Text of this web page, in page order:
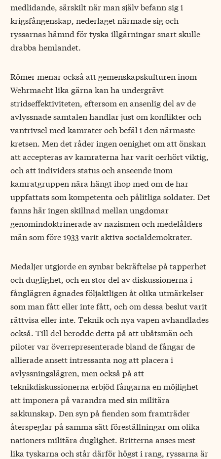
medlidande, särskilt när man själv befann sig i
krigsfångenskap, nederlaget närmade sig och
ryssarnas hämnd för tyska illgärningar snart skulle
drabba hemlandet.
Römer menar också att gemenskapskulturen inom
Wehrmacht lika gärna kan ha undergrävt
stridseffektiviteten, eftersom en ansenlig del av de
avlyssnade samtalen handlar just om konflikter och
vantrivsel med kamrater och befäl i den närmaste
kretsen. Men det råder ingen oenighet om att önskan
att accepteras av kamraterna har varit oerhört viktig,
och att individers status och anseende inom
kamratgruppen nära hängt ihop med om de har
uppfattats som kompetenta och pålitliga soldater. Det
fanns här ingen skillnad mellan ungdomar
genomindoktrinerade av nazismen och medelålders
män som före 1933 varit aktiva socialdemokrater.
Medaljer utgjorde en synbar bekräftelse på tapperhet
och duglighet, och en stor del av diskussionerna i
fånglägren ägnades följaktligen åt olika utmärkelser
som man fått eller inte fått, och om dessa beslut varit
rättvisa eller inte. Teknik och nya vapen avhandlades
också. Till del berodde detta på att ubåtsmän och
piloter var över­representerade bland de fångar de
allierade ansett intressanta nog att placera i
avlyssningslägren, men också på att
teknikdiskussionerna erbjöd fångarna en möjlighet
att imponera på varandra med sin militära
sakkunskap. Den syn på fienden som framträder
återspeglar på samma sätt föreställningar om olika
nationers militära duglighet. Britterna anses mest
lika tyskarna och står därför högst i rang, ryssarna är